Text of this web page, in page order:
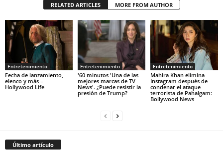
RELATED ARTICLES MORE FROM AUTHOR
Entretenimiento
Fecha de lanzamiento,
elenco y más –
Hollywood Life
Entretenimiento
'60 minutos 'Una de las
mejores marcas de TV
News'. ¿Puede resistir la
presión de Trump?
Entretenimiento
Mahira Khan elimina
Instagram después de
condenar el ataque
terrorista de Pahalgam:
Bollywood News
Último artículo